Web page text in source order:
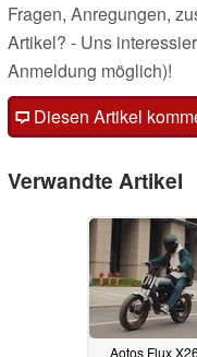
Fragen, Anregungen,
Artikel? - Uns
Anmeldung möglich)!
Diesen Artikel
Verwandte Artikel
Aotos Flux